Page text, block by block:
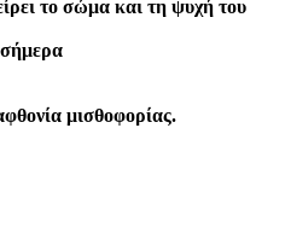
το σώμα και τη ψυχή του
μισθοφορίας.